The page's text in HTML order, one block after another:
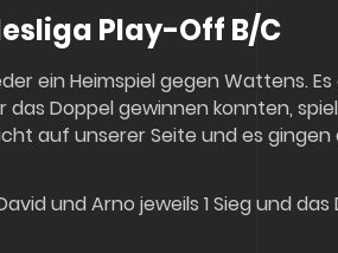
Play-Off B/C
ein Heimspiel gegen Wattens.
das Doppel gewinnen konnten,
auf unserer Seite und es
und Arno jeweils 1 Sieg und